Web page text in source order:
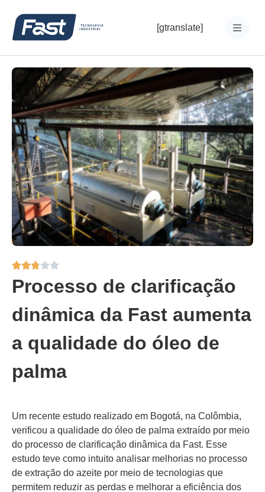
[gtranslate]

Processo de clarificação
dinâmica da Fast aumenta
a qualidade do óleo de
palma
Um recente estudo realizado em Bogotá, na Colômbia,
verificou a qualidade do óleo de palma extraído por meio
do processo de clarificação dinâmica da Fast. Esse
estudo teve como intuito analisar melhorias no processo
de extração do azeite por meio de tecnologias que
permitem reduzir as perdas e melhorar a eficiência dos